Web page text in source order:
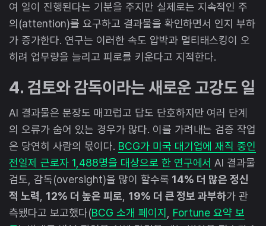
여 일이 진행된다는 기분을 주지만 실제로는 지속적인 주
의(attention)를 요구하고 결과물을 확인하면서 인지 부하
가 증가한다. 연구는 이러한 속도 압박과 멀티태스킹이 오
히려 업무량을 늘리고 피로를 키운다고 지적한다.
4. 검토와 감독이라는 새로운 고강도 일
AI 결과물은 문장도 매끄럽고 답도 단호하지만 여러 단계
의 오류가 숨어 있는 경우가 많다. 이를 가려내는 검증 작업
은 당연히 사람의 몫이다. BCG가 미국 대기업에 재직 중인
전일제 근로자 1,488명을 대상으로 한 연구에서 AI 결과물
검토, 감독(oversight)을 많이 할수록 14% 더 많은 정신
적 노력, 12% 더 높은 피로, 19% 더 큰 정보 과부하가 관
측됐다고 보고했다(BCG 소개 페이지 , Fortune 요약 보